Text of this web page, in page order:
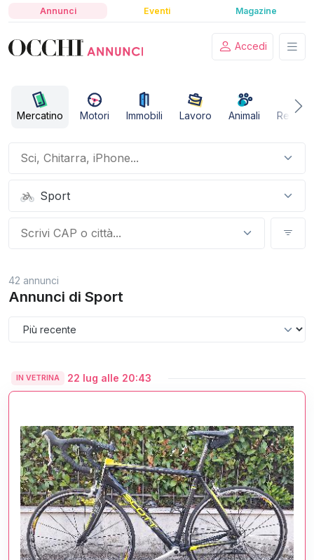
Annunci Eventi Magazine
Accedi
Mercatino Motori Immobili Lavoro Animali
Sport
42 annunci
Annunci di Sport
IN VETRINA 22 lug alle 20:43